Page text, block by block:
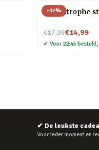
-17%
Cat-astrophe
€17,99
Nu voor€14,99
✔ Voor 22:45
✔ De leukste
Voor ieder moment en